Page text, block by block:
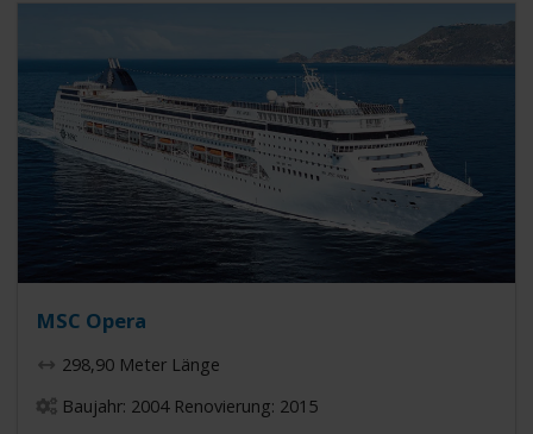
MSC Opera
298,90 Meter Länge
Baujahr: 2004 Renovierung: 2015